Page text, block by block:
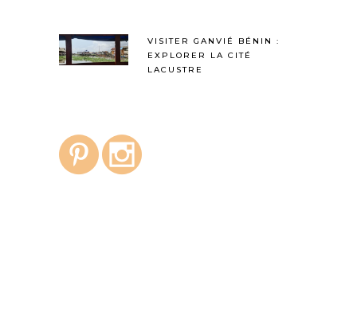
VISITER GANVIÉ BÉNIN :
EXPLORER LA CITÉ
LACUSTRE